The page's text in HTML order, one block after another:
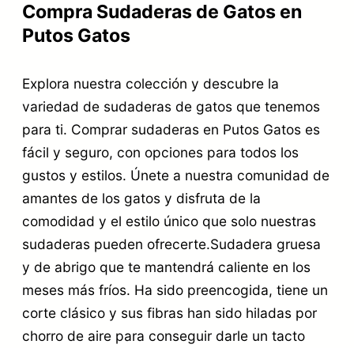
Compra Sudaderas de Gatos en
Putos Gatos
Explora nuestra colección y descubre la
variedad de sudaderas de gatos que tenemos
para ti. Comprar sudaderas en Putos Gatos es
fácil y seguro, con opciones para todos los
gustos y estilos. Únete a nuestra comunidad de
amantes de los gatos y disfruta de la
comodidad y el estilo único que solo nuestras
sudaderas pueden ofrecerte.Sudadera gruesa
y de abrigo que te mantendrá caliente en los
meses más fríos. Ha sido preencogida, tiene un
corte clásico y sus fibras han sido hiladas por
chorro de aire para conseguir darle un tacto